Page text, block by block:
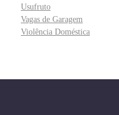
Usufruto
Vagas de Garagem
Violência Doméstica